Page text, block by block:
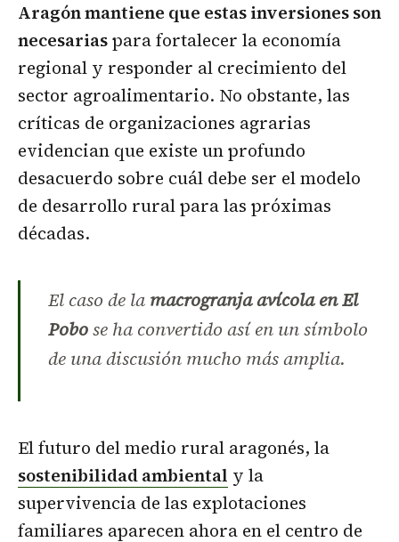
Aragón mantiene que estas inversiones son
necesariaspara fortalecer la economía
regional y responder al crecimiento del
sector agroalimentario. No obstante, las
críticas de organizaciones agrarias
evidencian que existe un profundo
desacuerdo sobre cuál debe ser el modelo
de desarrollo rural para las próximas
décadas.
El caso de la macrogranja avícola en El
Pobose ha convertido así en un símbolo
de una discusión mucho más amplia.
El futuro del medio rural aragonés, la
sostenibilidad ambiental y la
supervivencia de las explotaciones
familiares aparecen ahora en el centro de